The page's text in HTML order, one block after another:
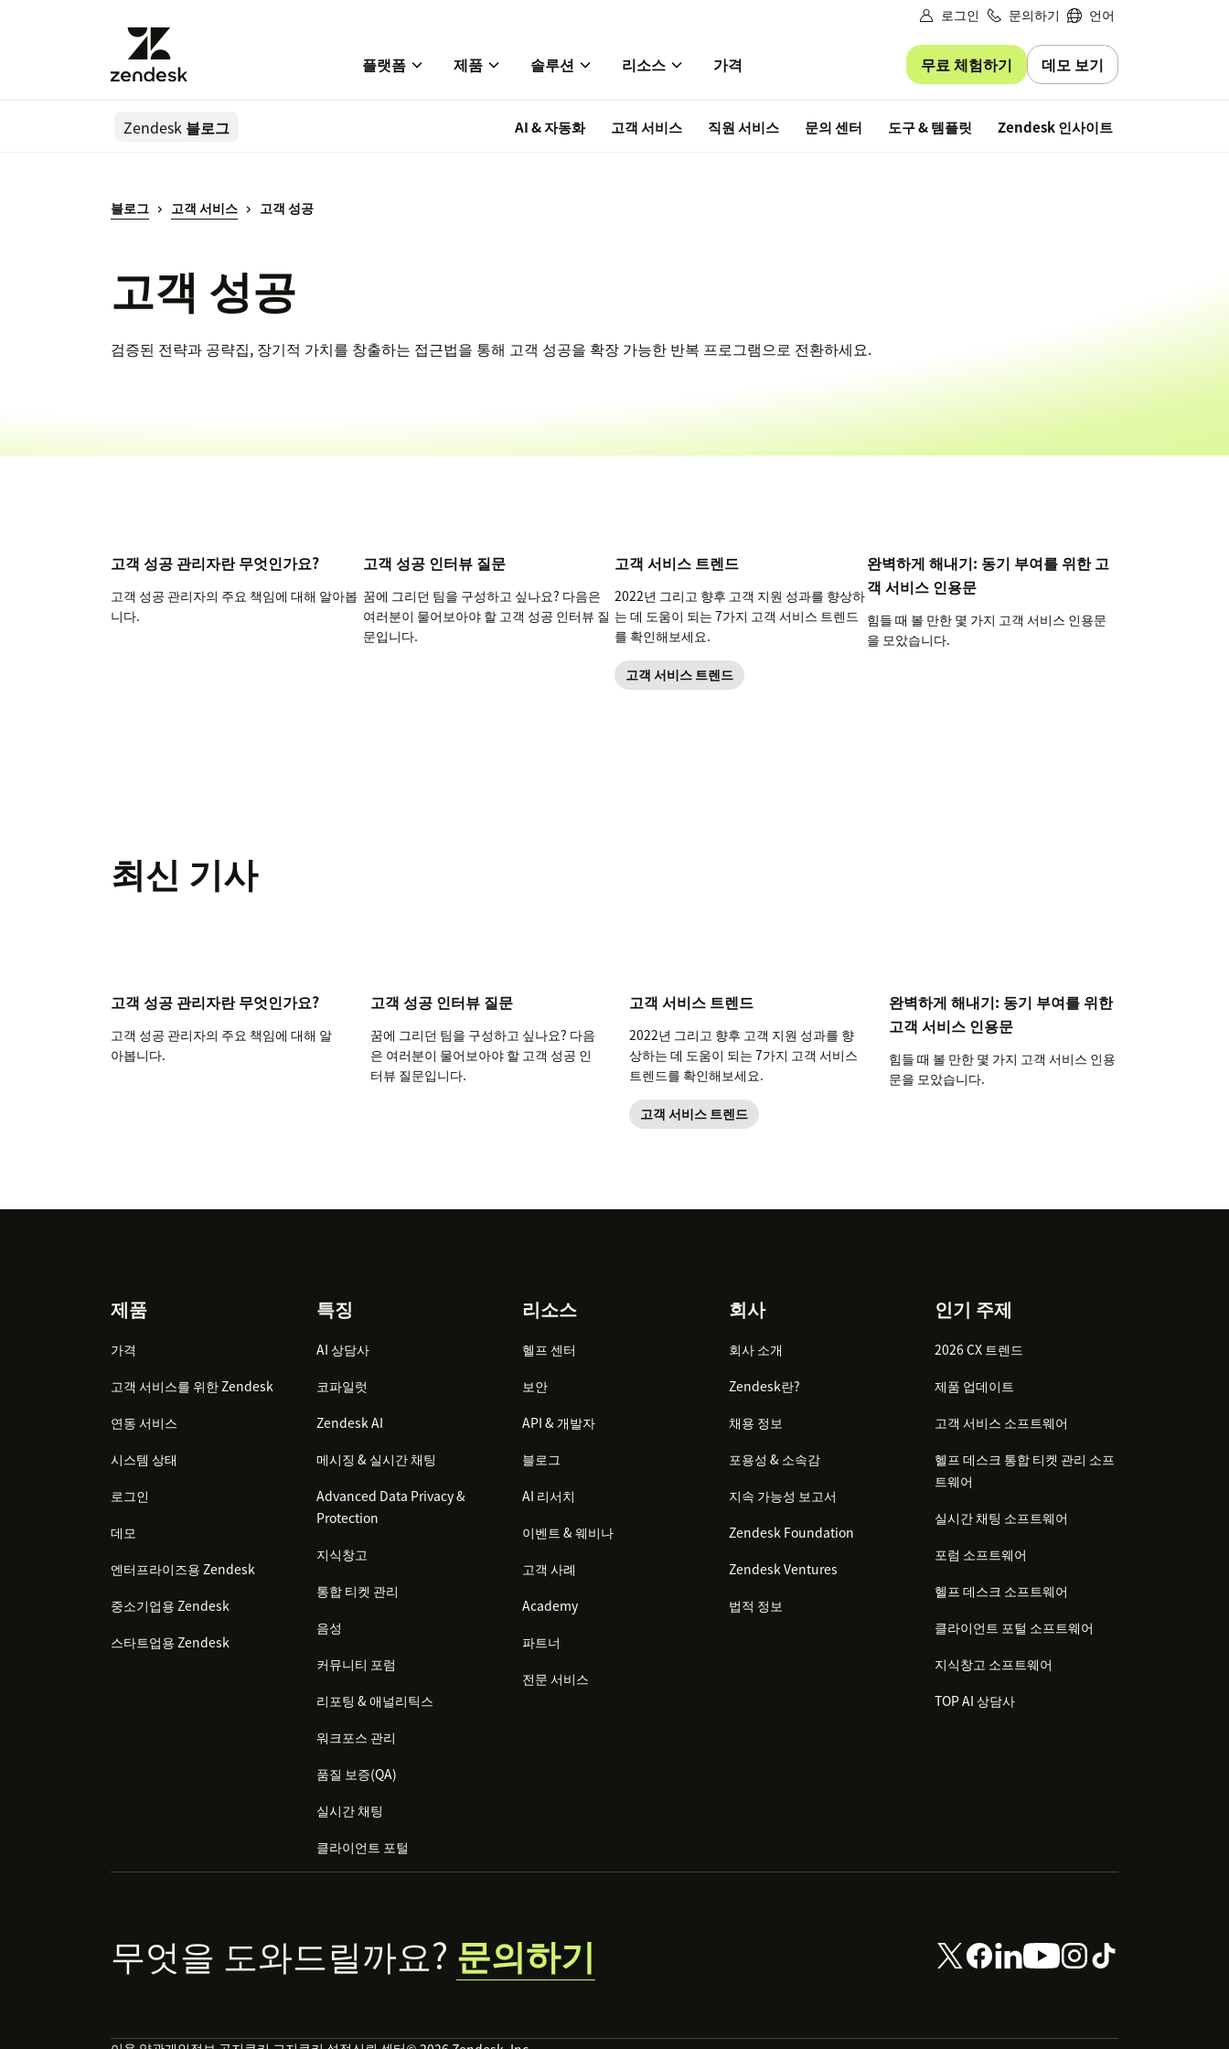
로그인 문의하기 언어
플랫폼 제품 솔루션 리소스 가격 무료 체험하기 데모 보기
Zendesk 블로그 AI & 자동화 고객 서비스 직원 서비스 문의 센터 도구 & 템플릿 Zendesk 인사이트
블로그 고객 서비스 고객 성공
고객 성공
검증된 전략과 공략집, 장기적 가치를 창출하는 접근법을 통해 고객 성공을 확장 가능한 반복 프로그램으로 전환하세요.
고객 성공 관리자란 무엇인가요?
고객 성공 관리자의 주요 책임에 대해 알아봅
니다.
고객 성공 인터뷰 질문
꿈에 그리던 팀을 구성하고 싶나요? 다음은
여러분이 물어보아야 할 고객 성공 인터뷰 질
문입니다.
고객 서비스 트렌드
2022년 그리고 향후 고객 지원 성과를 향상하
는 데 도움이 되는 7가지 고객 서비스 트렌드
를 확인해보세요.
고객 서비스 트렌드
완벽하게 해내기: 동기 부여를 위한 고
객 서비스 인용문
힘들 때 볼 만한 몇 가지 고객 서비스 인용문
을 모았습니다.
최신 기사
고객 성공 관리자란 무엇인가요?
고객 성공 관리자의 주요 책임에 대해 알
아봅니다.
고객 성공 인터뷰 질문
꿈에 그리던 팀을 구성하고 싶나요? 다음
은 여러분이 물어보아야 할 고객 성공 인
터뷰 질문입니다.
고객 서비스 트렌드
2022년 그리고 향후 고객 지원 성과를 향
상하는 데 도움이 되는 7가지 고객 서비스
트렌드를 확인해보세요.
고객 서비스 트렌드
완벽하게 해내기: 동기 부여를 위한
고객 서비스 인용문
힘들 때 볼 만한 몇 가지 고객 서비스 인용
문을 모았습니다.
제품
가격
고객 서비스를 위한 Zendesk
연동 서비스
시스템 상태
로그인
데모
엔터프라이즈용 Zendesk
중소기업용 Zendesk
스타트업용 Zendesk
특징
AI 상담사
코파일럿
Zendesk AI
메시징 & 실시간 채팅
Advanced Data Privacy &
Protection
지식창고
통합 티켓 관리
음성
커뮤니티 포럼
리포팅 & 애널리틱스
워크포스 관리
품질 보증(QA)
실시간 채팅
클라이언트 포털
리소스
헬프 센터
보안
API & 개발자
블로그
AI 리서치
이벤트 & 웨비나
고객 사례
Academy
파트너
전문 서비스
회사
회사 소개
Zendesk란?
채용 정보
포용성 & 소속감
지속 가능성 보고서
Zendesk Foundation
Zendesk Ventures
법적 정보
인기 주제
2026 CX 트렌드
제품 업데이트
고객 서비스 소프트웨어
헬프 데스크 통합 티켓 관리 소프
트웨어
실시간 채팅 소프트웨어
포럼 소프트웨어
헬프 데스크 소프트웨어
클라이언트 포털 소프트웨어
지식창고 소프트웨어
TOP AI 상담사
무엇을 도와드릴까요? 문의하기